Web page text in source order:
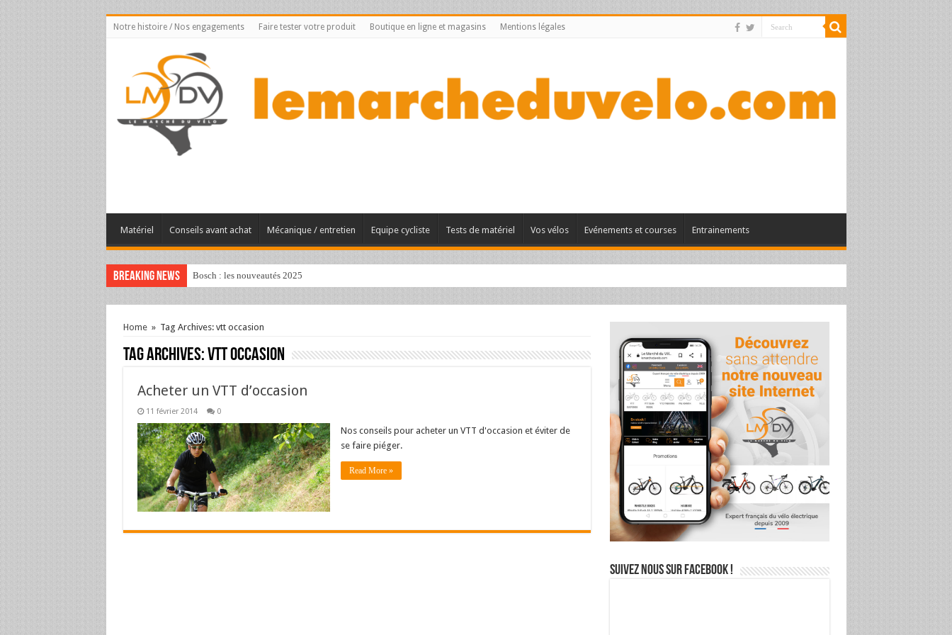
Notre histoire / Nos engagements Faire tester votre produit Boutique en ligne et magasins Mentions légales
Matériel Conseils avant achat Mécanique / entretien Equipe cycliste Tests de matériel Vos vélos Evénements et courses Entrainements
Breaking News Bosch : les nouveautés 2025
Home » Tag Archives: vtt occasion
Tag Archives:vtt occasion
Acheter un VTT d’occasion
11 février 2014 0
Nos conseils pour acheter un VTT d'occasion et éviter de
se faire piéger.
Read More »
Suivez nous sur Facebook !